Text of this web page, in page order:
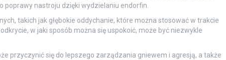
nastroju dzięki wydzielaniu endorfin.
takich jak głębokie oddychanie, które można stosować w trakcie
w jaki sposób można się uspokoić, może być niezwykle
przyczynić się do lepszego zarządzania gniewem i agresją, a także